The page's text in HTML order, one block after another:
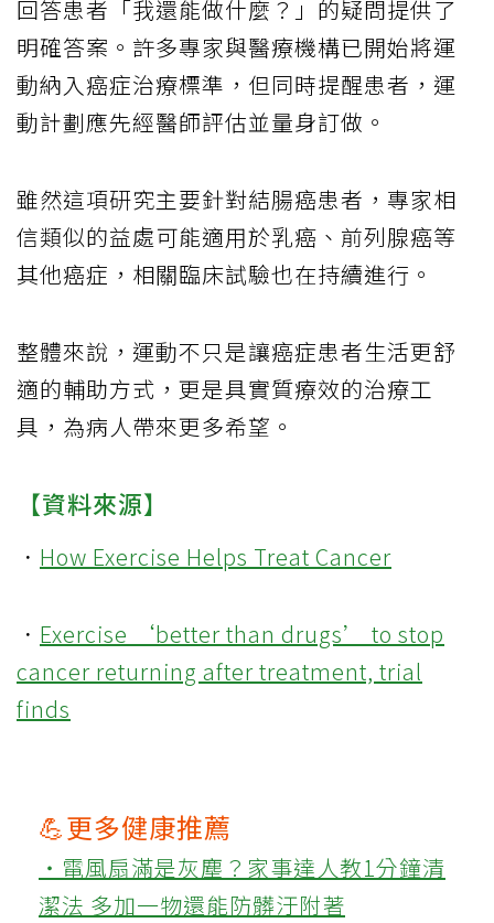
回答患者「我還能做什麼？」的疑問提供了
明確答案。許多專家與醫療機構已開始將運
動納入癌症治療標準，但同時提醒患者，運
動計劃應先經醫師評估並量身訂做。
雖然這項研究主要針對結腸癌患者，專家相
信類似的益處可能適用於乳癌、前列腺癌等
其他癌症，相關臨床試驗也在持續進行。
整體來說，運動不只是讓癌症患者生活更舒
適的輔助方式，更是具實質療效的治療工
具，為病人帶來更多希望。
【資料來源】
． How Exercise Helps Treat Cancer
． Exercise ‘better than drugs’ to stop
cancer returning after treatment, trial
finds
💪更多健康推薦
‧電風扇滿是灰塵？家事達人教1分鐘清
潔法 多加一物還能防髒汙附著